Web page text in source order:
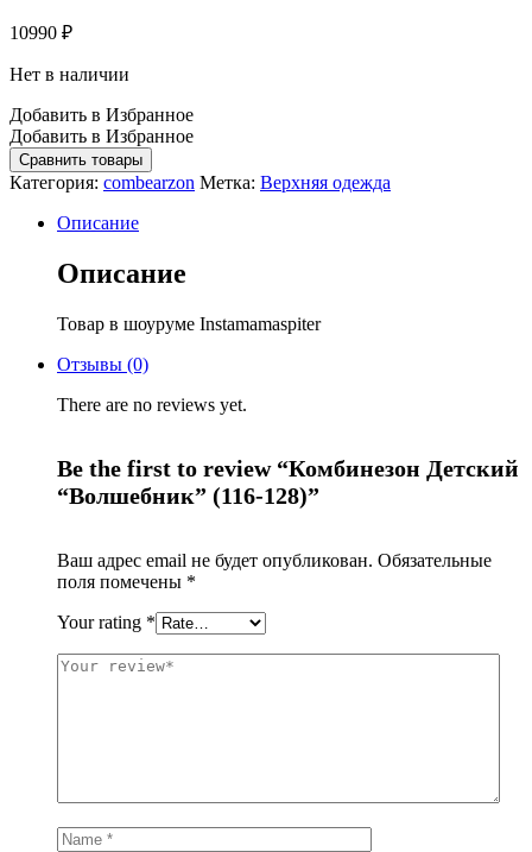
Логин
10990 ₽
Нет в наличии
Добавить в Избранное
Добавить в Избранное
Сравнить товары
Категория: combearzon Метка: Верхняя одежда
Описание
Описание
Товар в шоуруме Instamamaspiter
Отзывы (0)
There are no reviews yet.
Be the first to review “Комбинезон Детский
“Волшебник” (116-128)”
Ваш адрес email не будет опубликован. Обязательные
поля помечены *
Your rating *